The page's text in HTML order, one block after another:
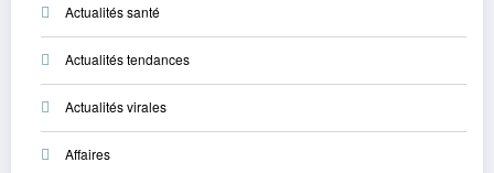
Actualités santé
Actualités tendances
Actualités virales
Affaires